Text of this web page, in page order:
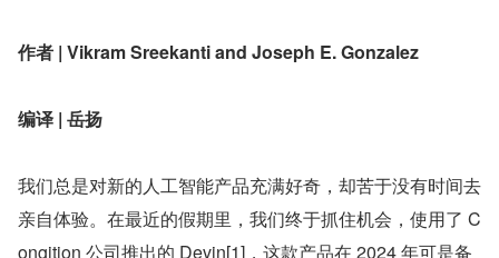
作者 | Vikram Sreekanti and Joseph E. Gonzalez
编译 | 岳扬
我们总是对新的人工智能产品充满好奇，却苦于没有时间去
亲自体验。在最近的假期里，我们终于抓住机会，使用了 C
ongition 公司推出的 Devin[1]，这款产品在 2024 年可是备